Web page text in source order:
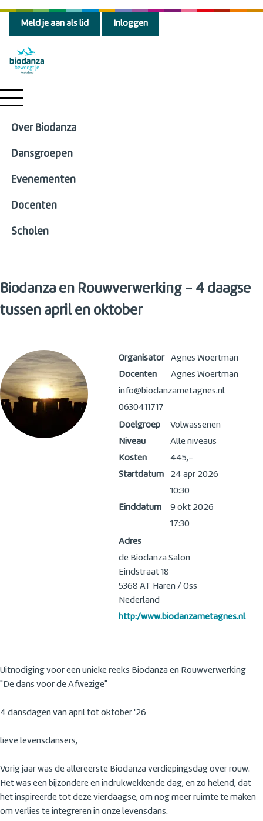
Meld je aan als lid Inloggen
Over Biodanza
Dansgroepen
Evenementen
Docenten
Scholen
Biodanza en Rouwverwerking - 4 daagse
tussen april en oktober
Organisator
Agnes Woertman
Docenten
Agnes Woertman
info@biodanzametagnes.nl
0630411717
Doelgroep
Volwassenen
Niveau
Alle niveaus
Kosten
445,-
Startdatum
24 apr 2026
10:30
Einddatum
9 okt 2026
17:30
Adres
de Biodanza Salon
Eindstraat 18
5368 AT Haren / Oss
Nederland
http:/www.biodanzametagnes.nl
Uitnodiging voor een unieke reeks Biodanza en Rouwverwerking
"De dans voor de Afwezige"
4 dansdagen van april tot oktober '26
lieve levensdansers,
Vorig jaar was de allereerste Biodanza verdiepingsdag over rouw.
Het was een bijzondere en indrukwekkende dag, en zo helend, dat
het inspireerde tot deze vierdaagse, om nog meer ruimte te maken
om verlies te integreren in onze levensdans.